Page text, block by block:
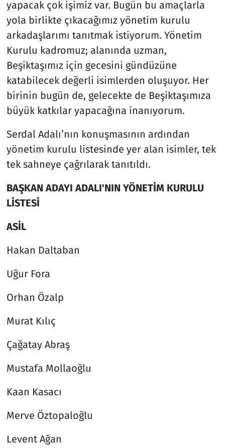
yapacak çok işimiz var. Bugün bu amaçlarla
yola birlikte çıkacağımız yönetim kurulu
arkadaşlarımı tanıtmak istiyorum. Yönetim
Kurulu kadromuz; alanında uzman,
Beşiktaşımız için gecesini gündüzüne
katabilecek değerli isimlerden oluşuyor. Her
birinin bugün de, gelecekte de Beşiktaşımıza
büyük katkılar yapacağına inanıyorum.
Serdal Adalı’nın konuşmasının ardından
yönetim kurulu listesinde yer alan isimler, tek
tek sahneye çağrılarak tanıtıldı.
BAŞKAN ADAYI ADALI'NIN YÖNETİM KURULU
LİSTESİ
ASİL
Hakan Daltaban
Uğur Fora
Orhan Özalp
Murat Kılıç
Çağatay Abraş
Mustafa Mollaoğlu
Kaan Kasacı
Merve Öztopaloğlu
Levent Ağan